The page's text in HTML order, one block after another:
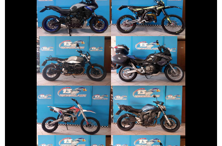
YAMAHA
TRACER
FANTIC-MOTOR
XE
BMW R-12-NINET
€ 10.790 €
HONDA
VARADERO
€ 4.990 €
ALTRA-MARCA
ALTRO-
MODELLO
€ 1.150 €
YAMAHA FZ6
€ 3.290 €
€ 8.190 € € 18.290 €